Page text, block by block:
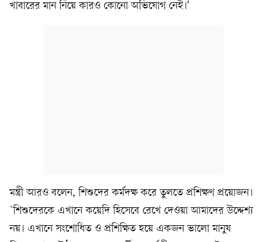
খাবারের মান নিয়ে কারও কোনো অভিযোগ নেই।'
মন্ত্রী আরও বলেন, শিশুদের কর্মদক্ষ করে তুলতে প্রশিক্ষণ প্রয়োজন।
`শিশুদেরকে এখানে কয়েদি হিসেবে রেখে দেওয়া আমাদের উদ্দেশ্য
নয়। এখানে সংশোধিত ও প্রশিক্ষিত হয়ে একজন ভালো মানুষ